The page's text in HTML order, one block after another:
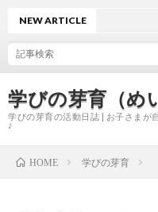
学びの芽育（め
学びの芽育の活動日誌 | お子さまが
♪
NEW ARTICLE
HOME 学びの芽育